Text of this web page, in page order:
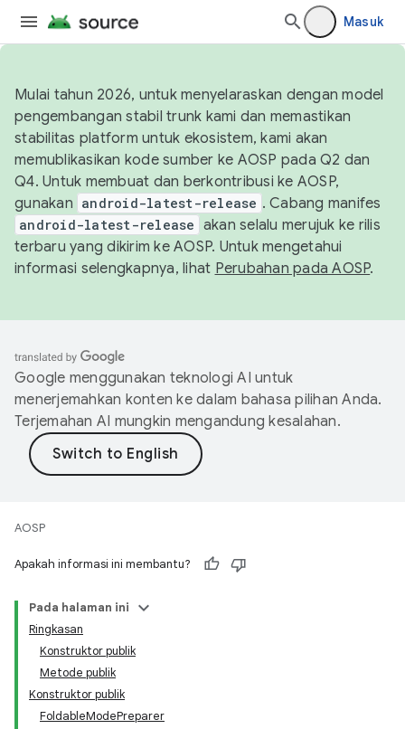
Masuk
Mulai tahun 2026, untuk menyelaraskan dengan model
pengembangan stabil trunk kami dan memastikan
stabilitas platform untuk ekosistem, kami akan
memublikasikan kode sumber ke AOSP pada Q2 dan
Q4. Untuk membuat dan berkontribusi ke AOSP,
gunakan android-latest-release . Cabang manifes
android-latest-release akan selalu merujuk ke rilis
terbaru yang dikirim ke AOSP. Untuk mengetahui
informasi selengkapnya, lihat Perubahan pada AOSP.
Google menggunakan teknologi AI untuk
menerjemahkan konten ke dalam bahasa pilihan Anda.
Terjemahan AI mungkin mengandung kesalahan.
AOSP
Apakah informasi ini membantu?
Pada halaman ini
Ringkasan
Konstruktor publik
Metode publik
Konstruktor publik
FoldableModePreparer